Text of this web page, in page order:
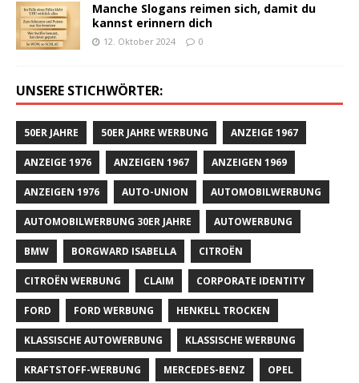
Manche Slogans reimen sich, damit du
kannst erinnern dich
12. Oktober 2024 0
UNSERE STICHWÖRTER:
50ER JAHRE 50ER JAHRE WERBUNG ANZEIGE 1967
ANZEIGE 1976 ANZEIGEN 1967 ANZEIGEN 1969
ANZEIGEN 1976 AUTO-UNION AUTOMOBILWERBUNG
AUTOMOBILWERBUNG 30ER JAHRE AUTOWERBUNG
BMW BORGWARD ISABELLA CITROËN
CITROËN WERBUNG CLAIM CORPORATE IDENTITY
FORD FORD WERBUNG HENKELL TROCKEN
KLASSISCHE AUTOWERBUNG KLASSISCHE WERBUNG
KRAFTSTOFF-WERBUNG MERCEDES-BENZ OPEL